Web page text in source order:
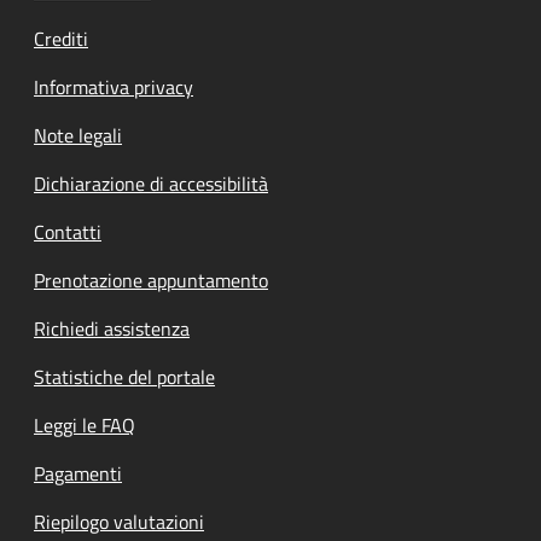
Crediti
Informativa privacy
Note legali
Dichiarazione di accessibilità
Contatti
Prenotazione appuntamento
Richiedi assistenza
Statistiche del portale
Leggi le FAQ
Pagamenti
Riepilogo valutazioni